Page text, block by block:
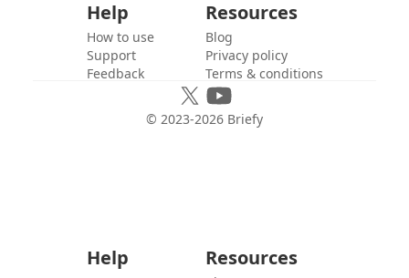
Help
How to use
Support
Feedback
Resources
Blog
Privacy policy
Terms & conditions
© 2023-2026 Briefy
Help Resources